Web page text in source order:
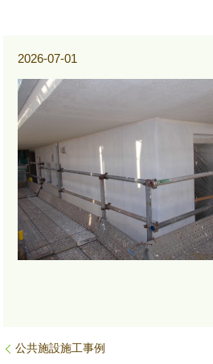
2026-07-01
公共施設施工事例